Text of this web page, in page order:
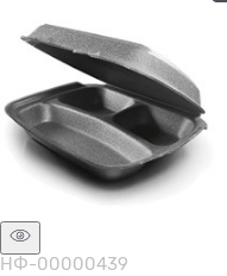
НФ-00000439